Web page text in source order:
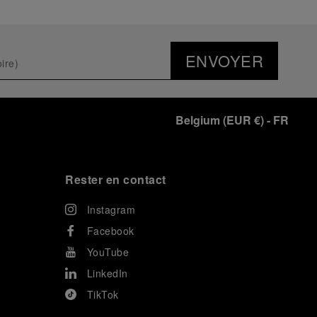
ENVOYER
Belgium (EUR €)- FR
Rester en contact
Instagram
Facebook
YouTube
LinkedIn
TikTok